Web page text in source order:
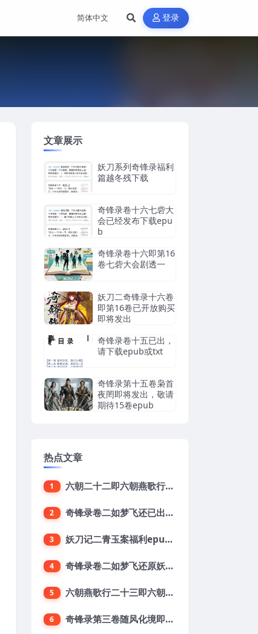
登录
文章展示
妖刀系列奇锋录福利
篇越冬残下载
奇锋录卷十六七砦大
会已经发布下载epu
b
奇锋录卷十六即第16
卷七砦大会剧透一
妖刀二奇锋录十六卷
即第16卷已开放购买
即将发出
奇锋录卷十五已出，
请下载epub或txt
奇锋录第十五卷枭首
夜罔即将发出，敬请
期待15卷epub
热点文章
1 六朝二十二即六朝燕歌行22集已出敬请下载
2 奇锋录卷二如梦飞还已出epub下载地址
3 妖刀记二青玉案福利epub，鱼龙舞16终结版txt下载
4 奇锋录卷二如梦飞还原妖刀2第二卷目录及梗概
5 六朝燕歌行二十三即六朝23集开始预定了
6 奇锋录第三卷随风化境即妖刀贰卷三开放下载